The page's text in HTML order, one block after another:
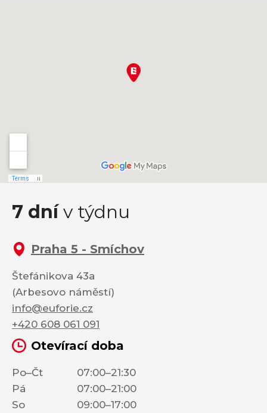
7 dnív týdnu
Praha 5 - Smíchov
Štefánikova 43a
(Arbesovo náměstí)
info@euforie.cz
+420 608 061 091
Otevírací doba
Po–Čt
07:00–21:30
Pá
07:00–21:00
So
09:00–17:00